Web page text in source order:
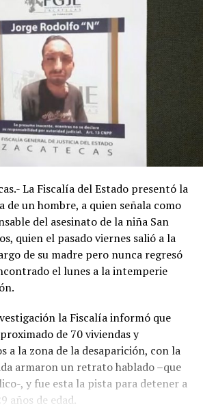
La Fiscalía del Estado presentó la
un hombre, a quien señala como
del asesinato de la niña San
quien el pasado viernes salió a la
de su madre pero nunca regresó
el lunes a la intemperie
la Fiscalía informó que
de 70 viviendas y
a la zona de la desaparición, con la
armaron un retrato hablado –que
, y fue esta la pista para detener a
años de edad.